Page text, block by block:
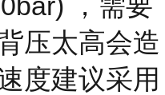
压太高会造
度建议采用